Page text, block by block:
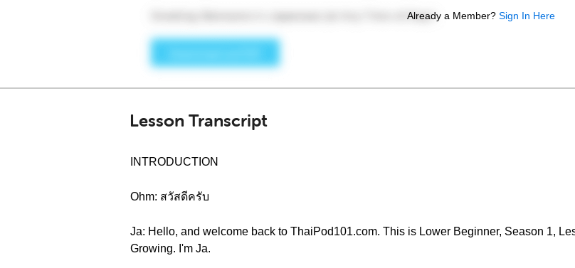
Already a Member? Sign In Here
Lesson Transcript
INTRODUCTION
Ohm: สวัสดีครับ
Ja: Hello, and welcome back to ThaiPod101.com. This is Lower Beginner, Season 1,
Growing. I'm Ja.